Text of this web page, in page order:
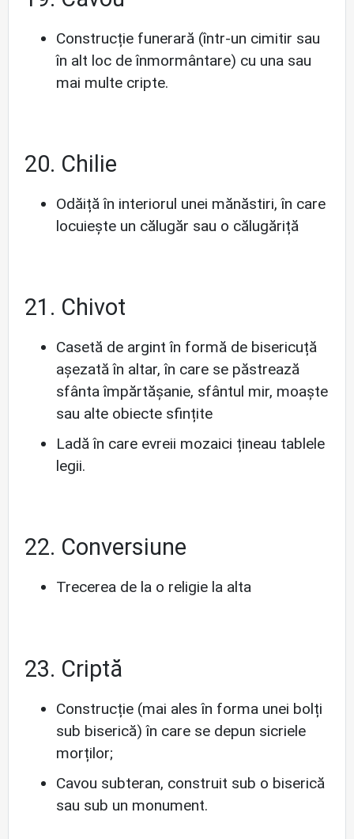
Construcție funerară (într-un cimitir sau
în alt loc de înmormântare) cu una sau
mai multe cripte.
20. Chilie
Odăiță în interiorul unei mănăstiri, în care
locuiește un călugăr sau o călugăriță
21. Chivot
Casetă de argint în formă de bisericuță
așezată în altar, în care se păstrează
sfânta împărtășanie, sfântul mir, moaște
sau alte obiecte sfințite
Ladă în care evreii mozaici țineau tablele
legii.
22. Conversiune
Trecerea de la o religie la alta
23. Criptă
Construcție (mai ales în forma unei bolți
sub biserică) în care se depun sicriele
morților;
Cavou subteran, construit sub o biserică
sau sub un monument.